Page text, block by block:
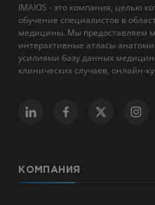
IMAIOS - это компания, целью
обучение специалистов в
медицины. Мы предоставляем
интерактивные атласы
усилиями базу данных
клинических случаев, онлайн-
КОМПАНИЯ